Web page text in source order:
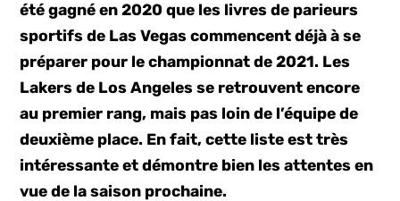
été gagné en 2020 que les livres de parieurs
sportifs de Las Vegas commencent déjà à se
préparer pour le championnat de 2021. Les
Lakers de Los Angeles se retrouvent encore
au premier rang, mais pas loin de l’équipe de
deuxième place. En fait, cette liste est très
intéressante et démontre bien les attentes en
vue de la saison prochaine.